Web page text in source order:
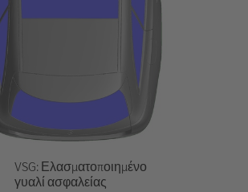
VSG: Ελασματοποιημένο
γυαλί ασφαλείας